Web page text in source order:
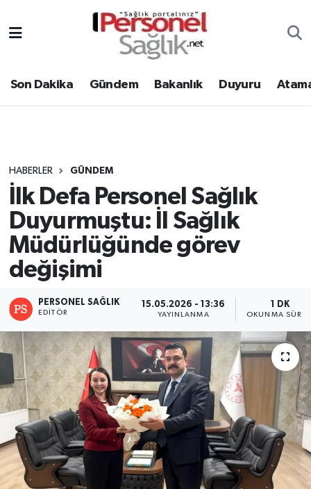
Son Dakika Gündem Bakanlık Duyuru
HABERLER GÜNDEM
İlk Defa Personel Sağlık
Duyurmuştu: İl Sağlık
Müdürlüğünde görev
değişimi
PERSONEL SAĞLIK
EDITÖR
15.05.2026 - 13:36
YAYINLANMA
1 DK
OKUNMA
Gündem
Atamalar
Mevzuat
Sendika
Kpss - Sınav
Nöbetçi Eczaneler
Hava Durumu
Tüm Manşetler
Son Dakika Haberleri
Haber Arşivi